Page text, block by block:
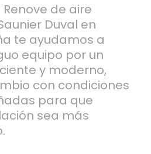
de aire
Duval en
te ayudamos a
equipo por un
y moderno,
con condiciones
para que
sea más